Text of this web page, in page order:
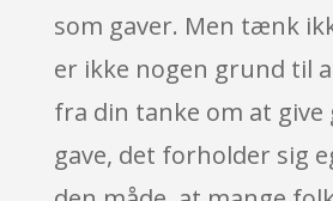
som gaver. Men tænk
er ikke nogen grund til
fra din tanke om at give
gave, det forholder sig